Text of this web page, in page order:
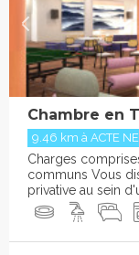
Chambre en
9.46 km à ACTE
Charges
communs Vous
privative au sein